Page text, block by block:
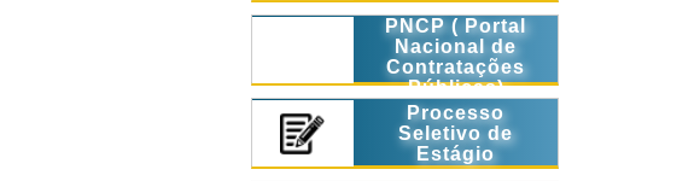
PNCP ( Portal
Nacional de
Contratações
Públicas)
Processo
Seletivo de
Estágio